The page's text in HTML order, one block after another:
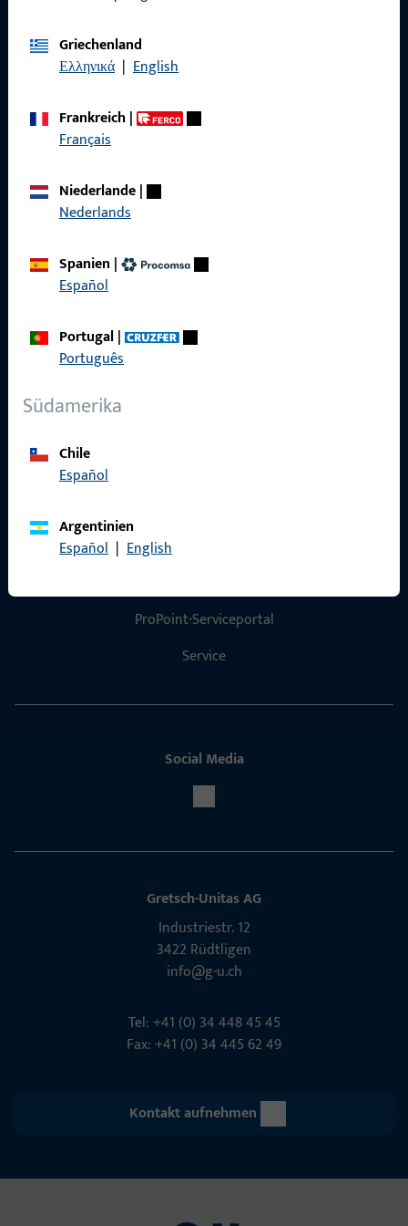
Griechenland
Ελληνικά | English
Frankreich|
Français
Niederlande|
Nederlands
Spanien |
Español
Portugal|
Português
Südamerika
Chile
Español
Argentinien
Español | English
Impressum
Datenschutz
Über Uns
ProPoint-Serviceportal
Service
Social Media
Gretsch-Unitas AG
Indu­s­triestr. 12
3422 Rüdt­ligen
info@g-u.ch
Tel: +41 (0) 34 448 45 45
Fax: +41 (0) 34 445 62 49
Kontakt aufnehmen